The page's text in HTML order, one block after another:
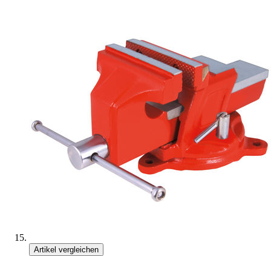
Artikel vergleichen